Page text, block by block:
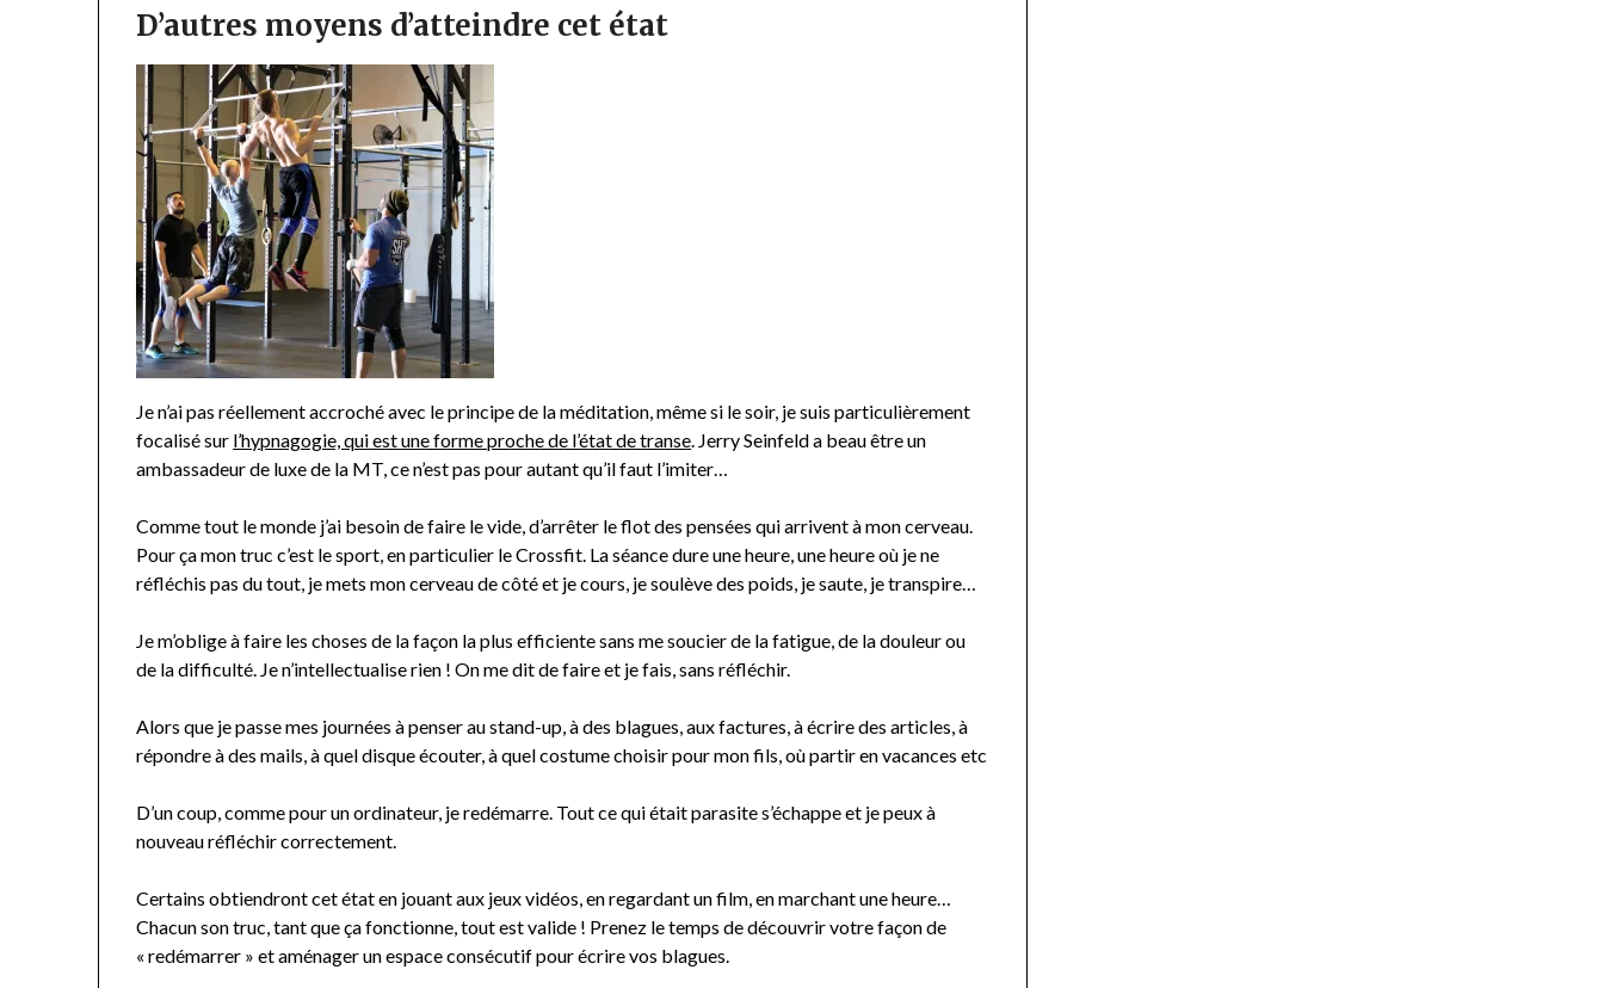
D’autres moyens d’atteindre cet état
Je n’ai pas réellement accroché avec le principe de la méditation, même si le soir, je suis particulièrement
focalisé sur l’hypnagogie, qui est une forme proche de l’état de transe. Jerry Seinfeld a beau être un
ambassadeur de luxe de la MT, ce n’est pas pour autant qu’il faut l’imiter…
Comme tout le monde j’ai besoin de faire le vide, d’arrêter le flot des pensées qui arrivent à mon cerveau.
Pour ça mon truc c’est le sport, en particulier le Crossfit. La séance dure une heure, une heure où je ne
réfléchis pas du tout, je mets mon cerveau de côté et je cours, je soulève des poids, je saute, je transpire…
Je m’oblige à faire les choses de la façon la plus efficiente sans me soucier de la fatigue, de la douleur ou
de la difficulté. Je n’intellectualise rien ! On me dit de faire et je fais, sans réfléchir.
Alors que je passe mes journées à penser au stand-up, à des blagues, aux factures, à écrire des articles, à
répondre à des mails, à quel disque écouter, à quel costume choisir pour mon fils, où partir en vacances etc
D’un coup, comme pour un ordinateur, je redémarre. Tout ce qui était parasite s’échappe et je peux à
nouveau réfléchir correctement.
Certains obtiendront cet état en jouant aux jeux vidéos, en regardant un film, en marchant une heure…
Chacun son truc, tant que ça fonctionne, tout est valide ! Prenez le temps de découvrir votre façon de
« redémarrer » et aménager un espace consécutif pour écrire vos blagues.